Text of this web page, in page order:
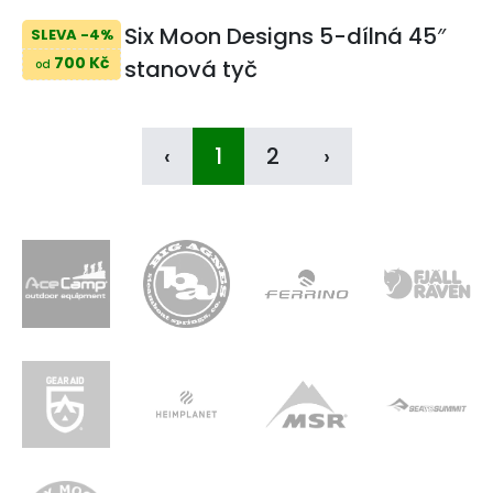
SLEVA -4%
od 700 Kč
Six Moon Designs 5-dílná 45″
stanová tyč
‹ 1 2 ›